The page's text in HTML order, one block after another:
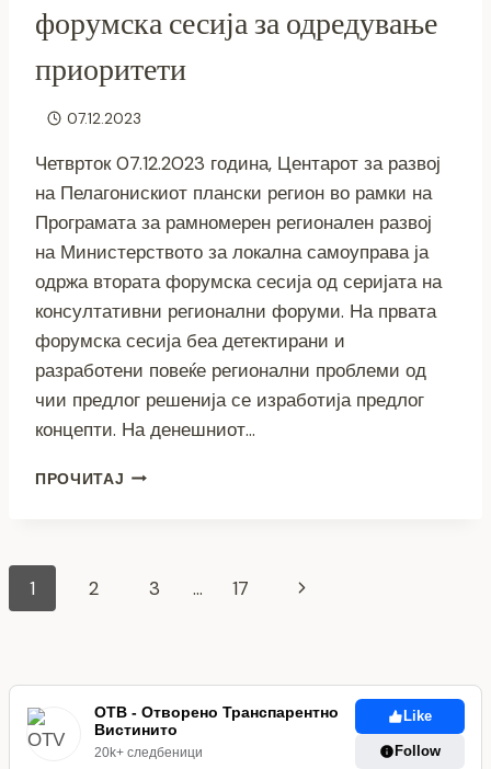
форумска сесија за одредување
приоритети
07.12.2023
Четврток 07.12.2023 година, Центарот за развој
на Пелагонискиот плански регион во рамки на
Програмата за рамномерен регионален развој
на Министерството за локална самоуправа ја
одржа втората форумска сесија од серијата на
консултативни регионални форуми. На првата
форумска сесија беа детектирани и
разработени повеќе регионални проблеми од
чии предлог решенија се изработија предлог
концепти. На денешниот…
ПРОЧИТАЈ ИДЕИТЕ
ЗА
ОДРЕДУВАЊЕ
ПРИОРИТЕТИ
Page
1 2 3 … 17
Next
ОТВ - Отворено Транспарентно
Вистинито
20k+ следбеници
Like
Follow